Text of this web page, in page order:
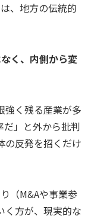
、地方の伝統的
く、内側から変
強く残る産業が多
だ」と外から批判
の反発を招くだけ
（M&Aや事業参
く方が、現実的な